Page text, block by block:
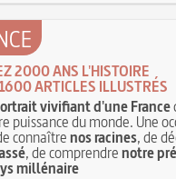
2000 ANS L'HISTOIRE
ARTICLES ILLUSTRÉS
vivifiant d'une France
puissance du monde. Une
connaîtrenos racines, de
, de comprendrenotre
millénaire